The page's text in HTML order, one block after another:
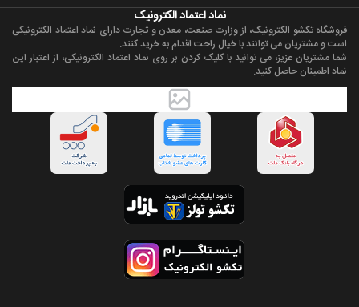
نماد اعتماد الکترونیک
فروشگاه تکشو الکترونیک، از وزارت صنعت، معدن و تجارت دارای نماد اعتماد الکترونیکی
است و مشتریان می توانند با خیال راحت اقدام به خرید کنند.
شما مشتریان عزیز، می توانید با کلیک کردن بر روی نماد اعتماد الکترونیکی، از اعتبار این
نماد اطمینان حاصل کنید.